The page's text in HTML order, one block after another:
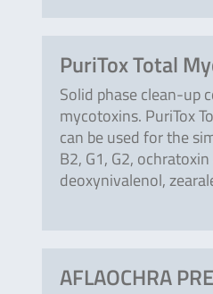
PuriTox Total
Solid phase clean-up
mycotoxins. PuriTox
can be used for the
B2, G1, G2,
deoxynivalenol,
AFLAOCHRA